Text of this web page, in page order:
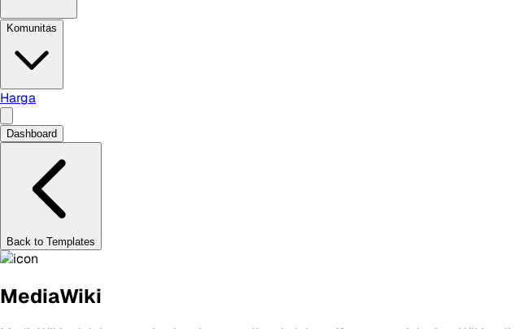
Komunitas
Harga
Dashboard
Back to Templates
MediaWiki